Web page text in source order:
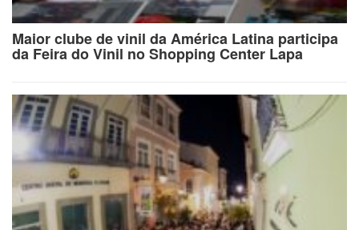
Maior clube de vinil da América Latina participa
da Feira do Vinil no Shopping Center Lapa